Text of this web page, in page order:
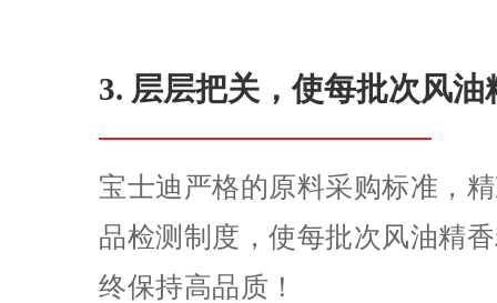
3. 层层把关，使每批次风
宝士迪严格的原料采购标准，
品检测制度，使每批次风油精
终保持高品质！